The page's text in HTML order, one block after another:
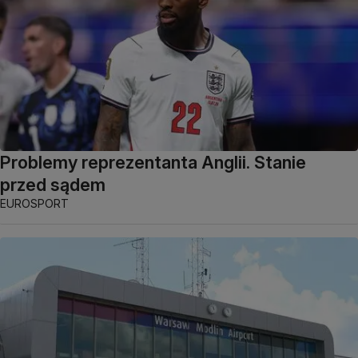
Problemy reprezentanta Anglii. Stanie
przed sądem
EUROSPORT